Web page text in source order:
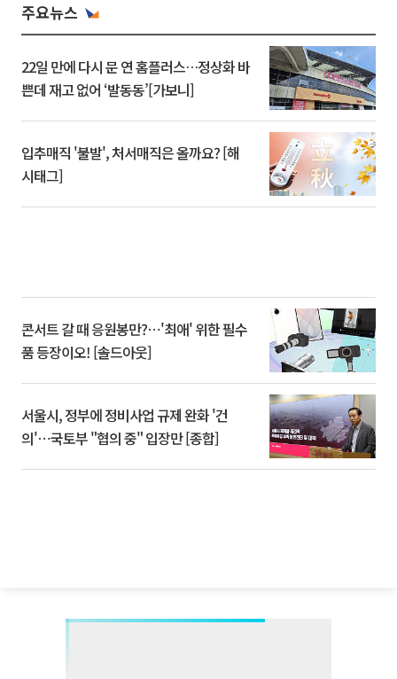
주요뉴스
22일 만에 다시 문 연 홈플러스…정상화 바
쁜데 재고 없어 ‘발동동’[가보니]
입추매직 '불발', 처서매직은 올까요? [해
시태그]
콘서트 갈 때 응원봉만?⋯'최애' 위한 필수
품 등장이오! [솔드아웃]
서울시, 정부에 정비사업 규제 완화 '건
의'⋯국토부 "협의 중" 입장만 [종합]